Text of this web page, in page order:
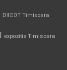
DIICOT Timisoara
expozitie Timisoara